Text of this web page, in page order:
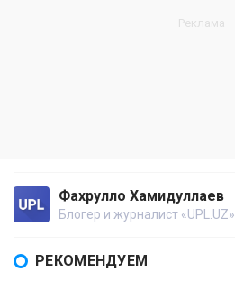
Фахрулло Хамидуллаев
Блогер и журналист «UPL.UZ»
РЕКОМЕНДУЕМ